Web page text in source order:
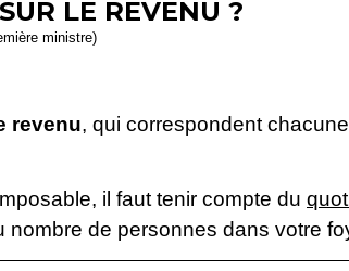
LE REVENU ?
ministre)
revenu, qui correspondent
il faut tenir compte du
de personnes dans votre